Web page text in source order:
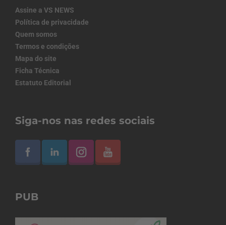
Assine a VS NEWS
Política de privacidade
Quem somos
Termos e condições
Mapa do site
Ficha Técnica
Estatuto Editorial
Siga-nos nas redes sociais
PUB